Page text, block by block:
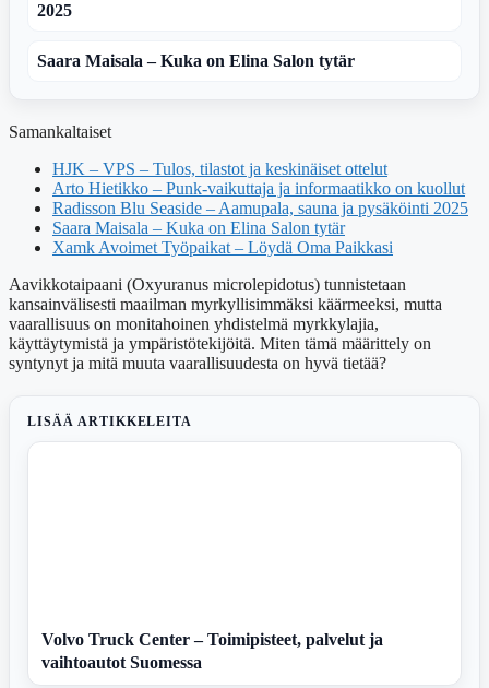
2025
Saara Maisala – Kuka on Elina Salon tytär
Samankaltaiset
HJK – VPS – Tulos, tilastot ja keskinäiset ottelut
Arto Hietikko – Punk-vaikuttaja ja informaatikko on kuollut
Radisson Blu Seaside – Aamupala, sauna ja pysäköinti 2025
Saara Maisala – Kuka on Elina Salon tytär
Xamk Avoimet Työpaikat – Löydä Oma Paikkasi
Aavikkotaipaani (Oxyuranus microlepidotus) tunnistetaan
kansainvälisesti maailman myrkyllisimmäksi käärmeeksi, mutta
vaarallisuus on monitahoinen yhdistelmä myrkkylajia,
käyttäytymistä ja ympäristötekijöitä. Miten tämä määrittely on
syntynyt ja mitä muuta vaarallisuudesta on hyvä tietää?
LISÄÄ ARTIKKELEITA
Volvo Truck Center – Toimipisteet, palvelut ja
vaihtoautot Suomessa